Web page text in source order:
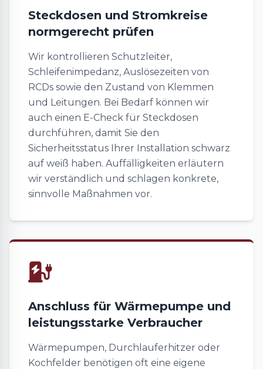
Steckdosen und Stromkreise
normgerecht prüfen
Wir kontrollieren Schutzleiter,
Schleifenimpedanz, Auslösezeiten von
RCDs sowie den Zustand von Klemmen
und Leitungen. Bei Bedarf können wir
auch einen E-Check für Steckdosen
durchführen, damit Sie den
Sicherheitsstatus Ihrer Installation schwarz
auf weiß haben. Auffälligkeiten erläutern
wir verständlich und schlagen konkrete,
sinnvolle Maßnahmen vor.
Anschluss für Wärmepumpe und
leistungsstarke Verbraucher
Wärmepumpen, Durchlauferhitzer oder
Kochfelder benötigen oft eine eigene